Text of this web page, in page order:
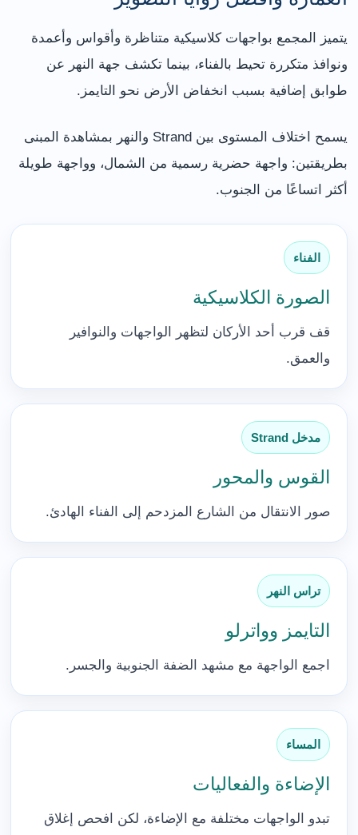
يتميز المجمع بواجهات كلاسيكية متناظرة وأقواس وأعمدة
ونوافذ متكررة تحيط بالفناء، بينما تكشف جهة النهر عن
طوابق إضافية بسبب انخفاض الأرض نحو التايمز.
يسمح اختلاف المستوى بين Strand والنهر بمشاهدة المبنى
بطريقتين: واجهة حضرية رسمية من الشمال، وواجهة طويلة
أكثر اتساعًا من الجنوب.
الفناء
الصورة الكلاسيكية
قف قرب أحد الأركان لتظهر الواجهات والنوافير
والعمق.
مدخل Strand
القوس والمحور
صور الانتقال من الشارع المزدحم إلى الفناء الهادئ.
تراس النهر
التايمز وواترلو
اجمع الواجهة مع مشهد الضفة الجنوبية والجسر.
المساء
الإضاءة والفعاليات
تبدو الواجهات مختلفة مع الإضاءة، لكن افحص إغلاق